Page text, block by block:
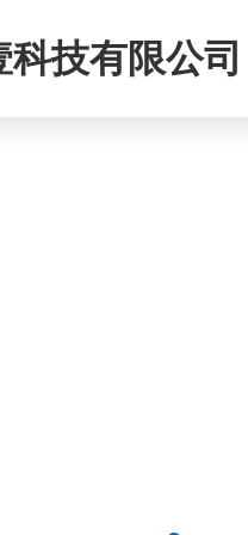
技有限公司